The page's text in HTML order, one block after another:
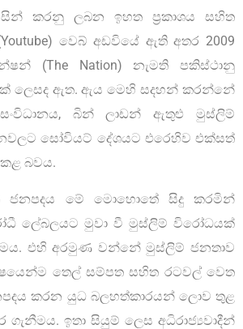
කරනු ලබන ඉහත ප්‍රකාශය සහිත
වෙබ් අඩවියේ ඇති අතර 2009
(The Nation) නැමති පකිස්ථානු
ලෙසද ඇත. ඇය මෙහි සදහන් කරන්නේ
බින් ලාඩන් ඇතුළු මුස්ලිම්
සෝවියට් දේශයට එරෙහිව එක්සත්
බවය.
ජනපදය මේ මොහොතේ සිදු කරමින්
ලේබලයට මුවා වී මුස්ලිම් විරෝධයක්
එහි අරමුණ වන්නේ මුස්ලිම් ජනතාව
තෙල් සම්පත සහිත රටවල් වෙත
කරන යුධ බලහත්කාරයන් ලොව තුළ
ඉතා සියුම් ලෙස අධිරාජ්‍යවාදීන්